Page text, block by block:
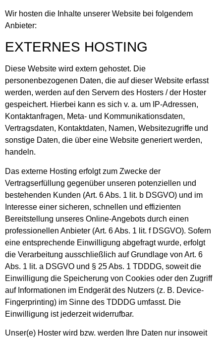
Wir hosten die Inhalte unserer Website bei folgendem
Anbieter:
EXTERNES HOSTING
Diese Website wird extern gehostet. Die
personenbezogenen Daten, die auf dieser Website erfasst
werden, werden auf den Servern des Hosters / der Hoster
gespeichert. Hierbei kann es sich v. a. um IP-Adressen,
Kontaktanfragen, Meta- und Kommunikationsdaten,
Vertragsdaten, Kontaktdaten, Namen, Websitezugriffe und
sonstige Daten, die über eine Website generiert werden,
handeln.
Das externe Hosting erfolgt zum Zwecke der
Vertragserfüllung gegenüber unseren potenziellen und
bestehenden Kunden (Art. 6 Abs. 1 lit. b DSGVO) und im
Interesse einer sicheren, schnellen und effizienten
Bereitstellung unseres Online-Angebots durch einen
professionellen Anbieter (Art. 6 Abs. 1 lit. f DSGVO). Sofern
eine entsprechende Einwilligung abgefragt wurde, erfolgt
die Verarbeitung ausschließlich auf Grundlage von Art. 6
Abs. 1 lit. a DSGVO und § 25 Abs. 1 TDDDG, soweit die
Einwilligung die Speicherung von Cookies oder den Zugriff
auf Informationen im Endgerät des Nutzers (z. B. Device-
Fingerprinting) im Sinne des TDDDG umfasst. Die
Einwilligung ist jederzeit widerrufbar.
Unser(e) Hoster wird bzw. werden Ihre Daten nur insoweit